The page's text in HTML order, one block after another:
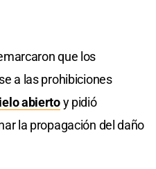
que los
a las prohibiciones
abiertoy pidió
la propagación del daño